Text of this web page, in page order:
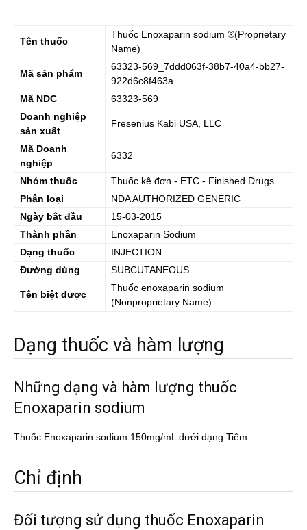
Tên thuốc
Thuốc Enoxaparin sodium ®(Proprietary
Name)
Mã sản phẩm
63323-569_7ddd063f-38b7-40a4-bb27-
922d6c8f463a
Mã NDC
63323-569
Doanh nghiệp
sản xuất
Fresenius Kabi USA, LLC
Mã Doanh
nghiệp
6332
Nhóm thuốc
Thuốc kê đơn - ETC - Finished Drugs
Phân loại
NDA AUTHORIZED GENERIC
Ngày bắt đầu
15-03-2015
Thành phần
Enoxaparin Sodium
Dạng thuốc
INJECTION
Đường dùng
SUBCUTANEOUS
Tên biệt dược
Thuốc enoxaparin sodium
(Nonproprietary Name)
Dạng thuốc và hàm lượng
Những dạng và hàm lượng thuốc
Enoxaparin sodium
Thuốc Enoxaparin sodium 150mg/mL dưới dạng Tiêm
Chỉ định
Đối tượng sử dụng thuốc Enoxaparin